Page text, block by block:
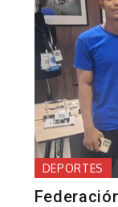
DEPORTES